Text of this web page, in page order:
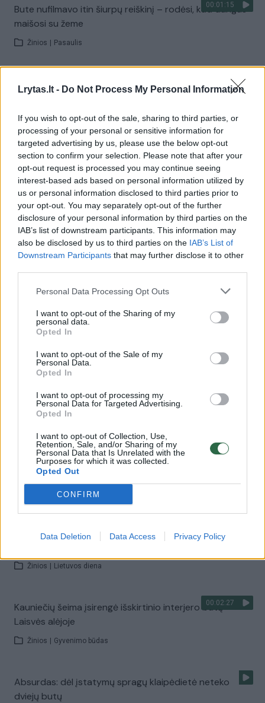
Lrytas.lt - Do Not Process My Personal Information
If you wish to opt-out of the sale, sharing to third parties, or
processing of your personal or sensitive information for
targeted advertising by us, please use the below opt-out
section to confirm your selection. Please note that after your
opt-out request is processed you may continue seeing
interest-based ads based on personal information utilized by
us or personal information disclosed to third parties prior to
your opt-out. You may separately opt-out of the further
disclosure of your personal information by third parties on the
IAB’s list of downstream participants. This information may
also be disclosed by us to third parties on the IAB’s List of
Downstream Participants that may further disclose it to other
Personal Data Processing Opt Outs
I want to opt-out of the Sharing of my
personal data.
Opted In
I want to opt-out of the Sale of my
Personal Data.
Opted In
I want to opt-out of processing my
Personal Data for Targeted Advertising.
Opted In
I want to opt-out of Collection, Use,
Retention, Sale, and/or Sharing of my
Personal Data that Is Unrelated with the
Purposes for which it was collected.
Opted Out
CONFIRM
Data Deletion Data Access Privacy Policy
00:01:15
Bute nufilmavo itin šiurpų reiškinį – rodėsi, kad dangus
maišosi su žeme
Žinios Pasaulis
00:06:49
Netradicinio išplanavimo butas namo palėpėje spindi
jaukumu
Žinios | Gyvenimo būdas
00:13:15
Dizainerė buto griuvenas Vilniuje pavertė žadą
atimančiu grožiu
Žinios | Gyvenimo būdas
00:13:24
Specialistų patarimai, kaip patraukliai įrengti butą
nuomai
Kęstutis Juška parodė, kaip itin mažą butą pavertė 5
miegamųjų apartamentais
liko be turtų
Žinios | Lietuvos diena
00:04:04
Neringos mero iš valstybinio buto neiškrapštė net
teismai
Lietuvos diena
Priežastis, kodėl karininkas varomas iš tarnybinio buto,
Žinios Lietuvos diena
00:02:27
Kauniečių šeima įsirengė išskirtinio interjero butą
Laisvės alėjoje
Žinios Gyvenimo būdas
Absurdas: dėl įstatymų spragų klaipėdietė neteko
dviejų butų